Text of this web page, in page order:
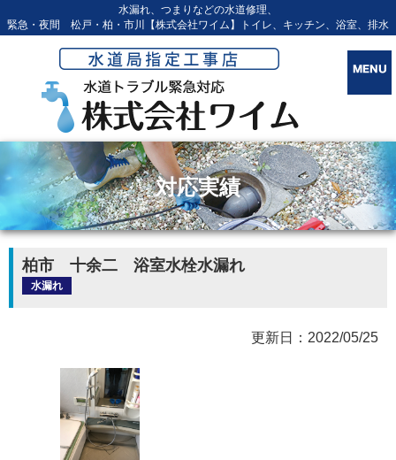
水漏れ、つまりなどの水道修理、
緊急・夜間 松戸・柏・市川【株式会社ワイム】トイレ、キッチン、浴室、排水
対応実績
柏市 十余二 浴室水栓水漏れ
水漏れ
更新日：2022/05/25